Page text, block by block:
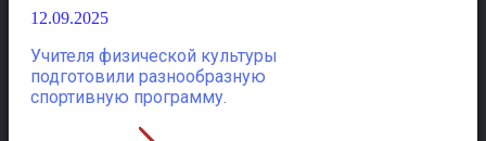
12.09.2025
Учителя физической культуры
подготовили разнообразную
спортивную программу.